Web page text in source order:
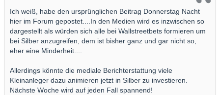
Ich weiß, habe den ursprünglichen Beitrag Donnerstag Nacht
hier im Forum gepostet....In den Medien wird es inzwischen so
dargestellt als würden sich alle bei Wallstreetbets formieren um
bei Silber anzugreifen, dem ist bisher ganz und gar nicht so,
eher eine Minderheit....
Allerdings könnte die mediale Berichterstattung viele
Kleinanleger dazu animieren jetzt in Silber zu investieren.
Nächste Woche wird auf jeden Fall spannend!